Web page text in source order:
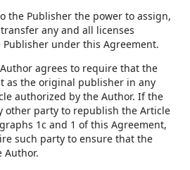
Publisher the power to assign,
any and all licenses
under this Agreement.
agrees to require that the
as the original publisher in any
authorized by the Author. If the
other party to republish the Article
1c and 1 of this Agreement,
such party to ensure that the
Author.